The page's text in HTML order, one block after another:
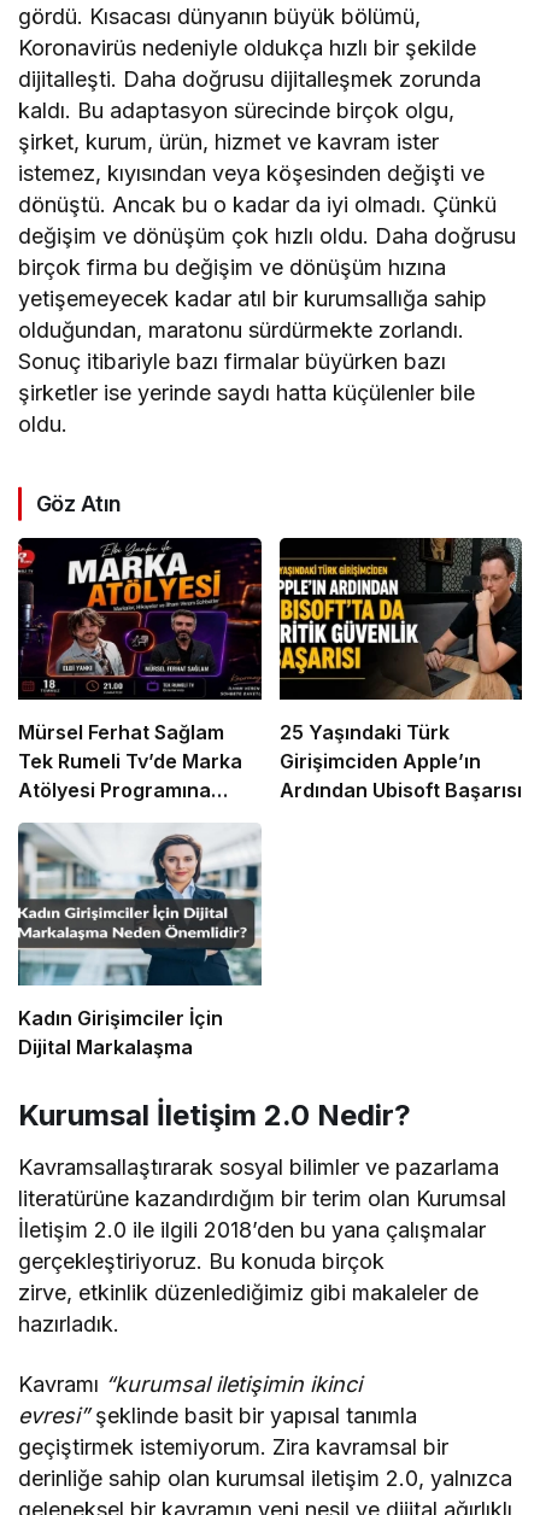
gördü. Kısacası dünyanın büyük bölümü,
Koronavirüs nedeniyle oldukça hızlı bir şekilde
dijitalleşti. Daha doğrusu dijitalleşmek zorunda
kaldı. Bu adaptasyon sürecinde birçok olgu,
şirket, kurum, ürün, hizmet ve kavram ister
istemez, kıyısından veya köşesinden değişti ve
dönüştü. Ancak bu o kadar da iyi olmadı. Çünkü
değişim ve dönüşüm çok hızlı oldu. Daha doğrusu
birçok firma bu değişim ve dönüşüm hızına
yetişemeyecek kadar atıl bir kurumsallığa sahip
olduğundan, maratonu sürdürmekte zorlandı.
Sonuç itibariyle bazı firmalar büyürken bazı
şirketler ise yerinde saydı hatta küçülenler bile
oldu.
Göz Atın
Mürsel Ferhat Sağlam
Tek Rumeli Tv’de Marka
Atölyesi Programına
Konuk Oldu
25 Yaşındaki Türk
Girişimciden Apple’ın
Ardından Ubisoft Başarısı
Kadın Girişimciler İçin
Dijital Markalaşma
Kurumsal İletişim 2.0 Nedir?
Kavramsallaştırarak sosyal bilimler ve pazarlama
literatürüne kazandırdığım bir terim olan Kurumsal
İletişim 2.0 ile ilgili 2018’den bu yana çalışmalar
gerçekleştiriyoruz. Bu konuda birçok
zirve, etkinlik düzenlediğimiz gibi makaleler de
hazırladık.
Kavramı “kurumsal iletişimin ikinci
evresi”şeklinde basit bir yapısal tanımla
geçiştirmek istemiyorum. Zira kavramsal bir
derinliğe sahip olan kurumsal iletişim 2.0, yalnızca
geleneksel bir kavramın yeni nesil ve dijital ağırlıklı